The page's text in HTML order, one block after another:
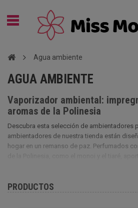
Agua ambiente
AGUA AMBIENTE
Vaporizador ambiental:
aromas de la Polinesia
Descubra esta selección de ambientadores
ambientadores de nuestra tienda están
hogar en un remanso de paz. Perfumados
PRODUCTOS